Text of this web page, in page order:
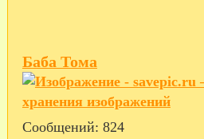
Баба Тома
Сообщений: 824